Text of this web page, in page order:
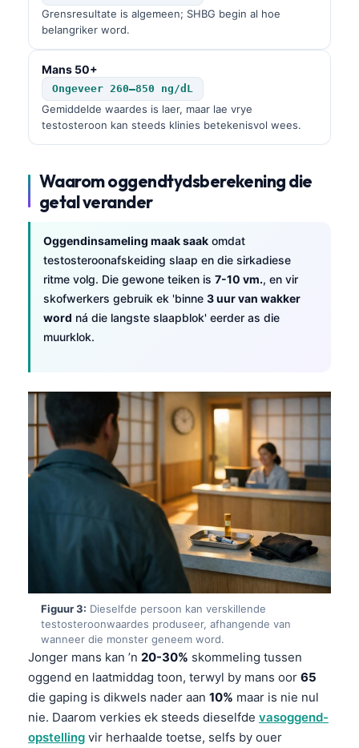
Grensresultate is algemeen; SHBG begin al hoe
belangriker word.
Mans 50+
Ongeveer 260–850 ng/dL
Gemiddelde waardes is laer, maar lae vrye
testosteroon kan steeds klinies betekenisvol wees.
Waarom oggendtydsberekening die
getal verander
Oggendinsameling maak saak omdat
testosteroonafskeiding slaap en die sirkadiese
ritme volg. Die gewone teiken is 7-10 vm., en vir
skofwerkers gebruik ek 'binne 3 uur van wakker
word ná die langste slaapblok' eerder as die
muurklok.
Figuur 3: Dieselfde persoon kan verskillende
testosteroonwaardes produseer, afhangende van
wanneer die monster geneem word.
Jonger mans kan ’n 20-30% skommeling tussen
oggend en laatmiddag toon, terwyl by mans oor 65
die gaping is dikwels nader aan 10% maar is nie nul
nie. Daarom verkies ek steeds dieselfde vasoggend-
opstelling vir herhaalde toetse, selfs by ouer